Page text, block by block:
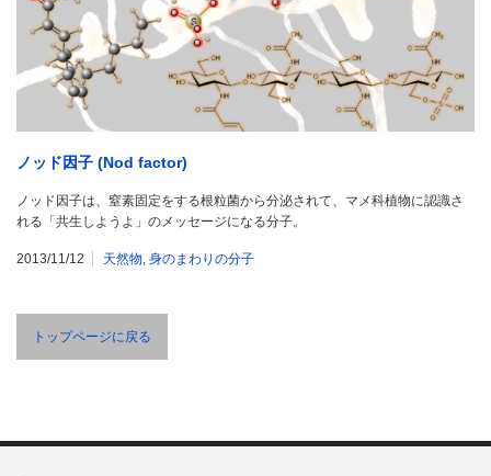
ノッド因子 (Nod factor)
ノッド因子は、窒素固定をする根粒菌から分泌されて、マメ科植物に認識さ
れる「共生しようよ」のメッセージになる分子。
2013/11/12 天然物, 身のまわりの分子
トップページに戻る